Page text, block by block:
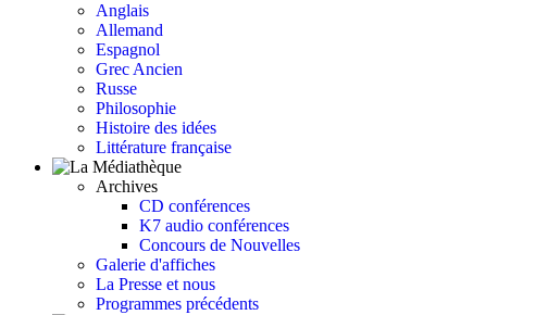
Anglais
Allemand
Espagnol
Grec Ancien
Russe
Philosophie
Histoire des idées
Littérature française
Archives
CD conférences
K7 audio conférences
Concours de Nouvelles
Galerie d'affiches
La Presse et nous
Programmes précédents